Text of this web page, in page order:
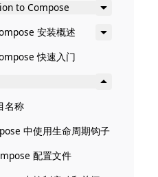
to Compose
安装概述
快速入门
名称
中使用生命周期钩子
配置文件